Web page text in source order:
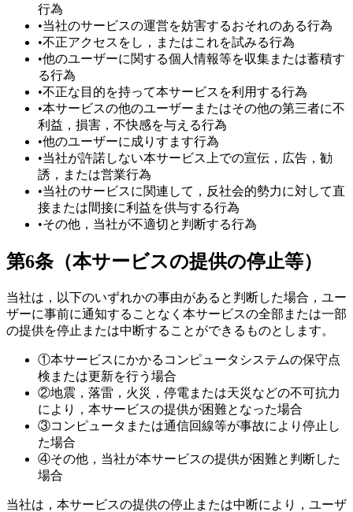
行為
•当社のサービスの運営を妨害するおそれのある行為
•不正アクセスをし，またはこれを試みる行為
•他のユーザーに関する個人情報等を収集または蓄積す
る行為
•不正な目的を持って本サービスを利用する行為
•本サービスの他のユーザーまたはその他の第三者に不
利益，損害，不快感を与える行為
•他のユーザーに成りすます行為
•当社が許諾しない本サービス上での宣伝，広告，勧
誘，または営業行為
•当社のサービスに関連して，反社会的勢力に対して直
接または間接に利益を供与する行為
•その他，当社が不適切と判断する行為
第6条（本サービスの提供の停止等）
当社は，以下のいずれかの事由があると判断した場合，ユー
ザーに事前に通知することなく本サービスの全部または一部
の提供を停止または中断することができるものとします。
①本サービスにかかるコンピュータシステムの保守点
検または更新を行う場合
②地震，落雷，火災，停電または天災などの不可抗力
により，本サービスの提供が困難となった場合
③コンピュータまたは通信回線等が事故により停止し
た場合
④その他，当社が本サービスの提供が困難と判断した
場合
当社は，本サービスの提供の停止または中断により，ユーザ